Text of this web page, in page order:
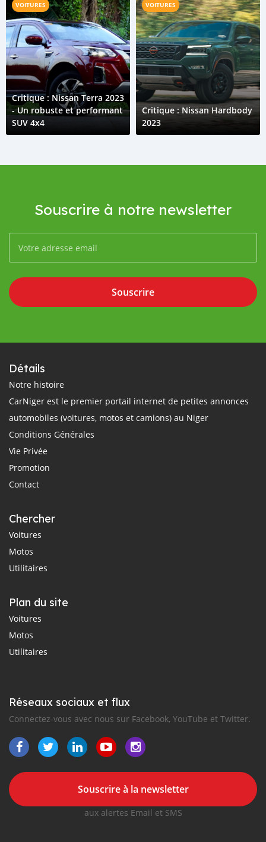
VOITURES
Critique : Nissan Terra 2023
- Un robuste et performant
SUV 4x4
VOITURES
Critique : Nissan Hardbody
2023
Souscrire à notre newsletter
Souscrire
Détails
Notre histoire
CarNiger est le premier portail internet de petites annonces
automobiles (voitures, motos et camions) au Niger
Conditions Générales
Vie Privée
Promotion
Contact
Chercher
Voitures
Motos
Utilitaires
Plan du site
Voitures
Motos
Utilitaires
Réseaux sociaux et flux
Connectez-vous avec nous sur Facebook, YouTube et Twitter.
Souscrire à la newsletter
aux alertes Email et SMS